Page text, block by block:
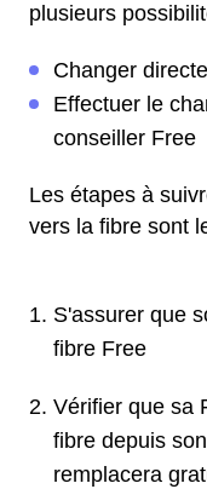
plusieurs
Changer
Effectuer le
conseiller Free
Les étapes à
vers la fibre sont
S'assurer que
fibre Free
Vérifier que sa
fibre depuis
remplacera